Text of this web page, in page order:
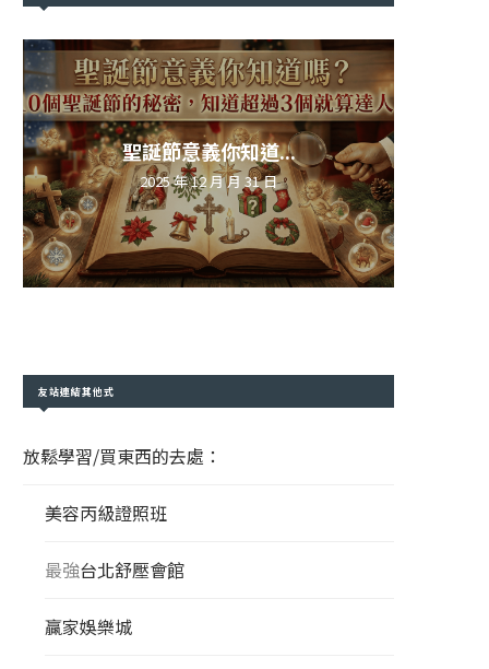
聖誕節意義你知道...
2025 年 12 月 月 31 日
友站連結其他式
放鬆學習/買東西的去處：
美容丙級證照班
最強台北舒壓會館
贏家娛樂城